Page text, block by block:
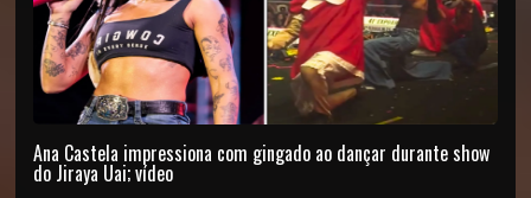
Ana Castela impressiona com gingado ao dançar durante show
do Jiraya Uai; vídeo